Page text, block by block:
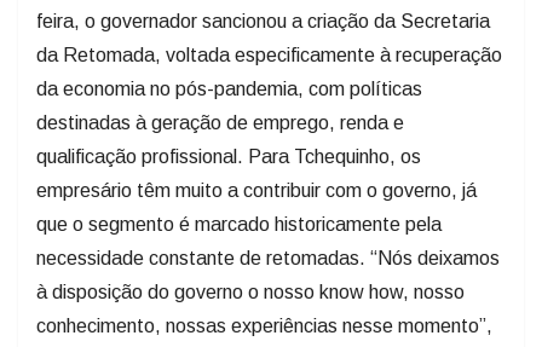
feira, o governador sancionou a criação da Secretaria
da Retomada, voltada especificamente à recuperação
da economia no pós-pandemia, com políticas
destinadas à geração de emprego, renda e
qualificação profissional. Para Tchequinho, os
empresário têm muito a contribuir com o governo, já
que o segmento é marcado historicamente pela
necessidade constante de retomadas. “Nós deixamos
à disposição do governo o nosso know how, nosso
conhecimento, nossas experiências nesse momento”,